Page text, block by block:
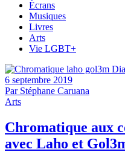
Écrans
Musiques
Livres
Arts
Vie LGBT+
6 septembre 2019
Par Stéphane Caruana
Arts
Chromatique aux
avec Laho et